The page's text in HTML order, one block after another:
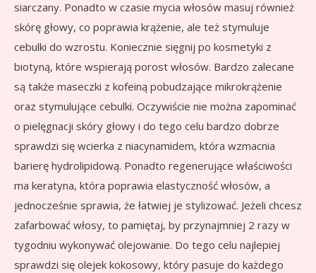
siarczany. Ponadto w czasie mycia włosów masuj również
skórę głowy, co poprawia krążenie, ale też stymuluje
cebulki do wzrostu. Koniecznie sięgnij po kosmetyki z
biotyną, które wspierają porost włosów. Bardzo zalecane
są także maseczki z kofeiną pobudzające mikrokrążenie
oraz stymulujące cebulki. Oczywiście nie można zapominać
o pielęgnacji skóry głowy i do tego celu bardzo dobrze
sprawdzi się wcierka z niacynamidem, która wzmacnia
barierę hydrolipidową. Ponadto regenerujące właściwości
ma keratyna, która poprawia elastyczność włosów, a
jednocześnie sprawia, że łatwiej je stylizować. Jeżeli chcesz
zafarbować włosy, to pamiętaj, by przynajmniej 2 razy w
tygodniu wykonywać olejowanie. Do tego celu najlepiej
sprawdzi się olejek kokosowy, który pasuje do każdego